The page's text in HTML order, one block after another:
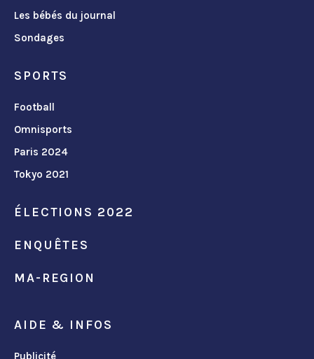
Les bébés du journal
Sondages
SPORTS
Football
Omnisports
Paris 2024
Tokyo 2021
ÉLECTIONS 2022
ENQUÊTES
MA-REGION
AIDE & INFOS
Publicité